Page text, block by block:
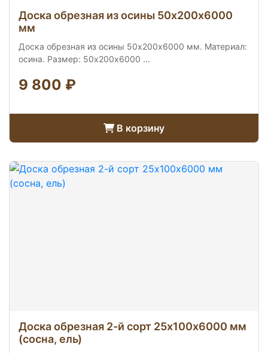
Доска обрезная из осины 50х200х6000
мм
Доска обрезная из осины 50х200х6000 мм. Материал:
осина. Размер: 50х200х6000 ...
9 800 ₽
В корзину
Доска обрезная 2-й сорт 25х100х6000 мм
(сосна, ель)